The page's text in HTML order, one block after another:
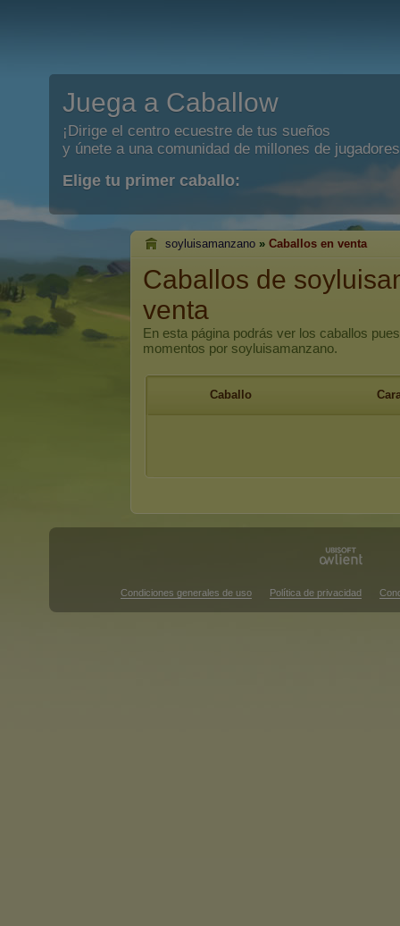
Juega a Caballow
¡Dirige el centro ecuestre de tus sueños
y únete a una comunidad de millones de
Elige tu primer caballo:
soyluisamanzano » Caballos en venta
Caballos de
venta
En esta página podrás ver los caballos
momentos por soyluisamanzano.
Caballo
Condiciones generales de uso Política de privacidad